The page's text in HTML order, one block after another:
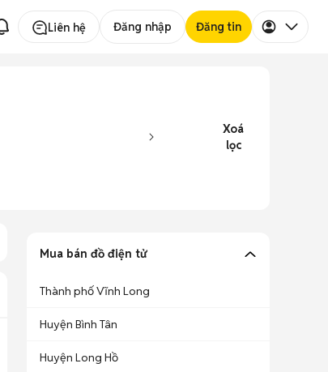
Liên hệ Đăng nhập Đăng tin
Xoá
lọc
Mua bán đồ điện tử
Thành phố Vĩnh Long
Huyện Bình Tân
Huyện Long Hồ